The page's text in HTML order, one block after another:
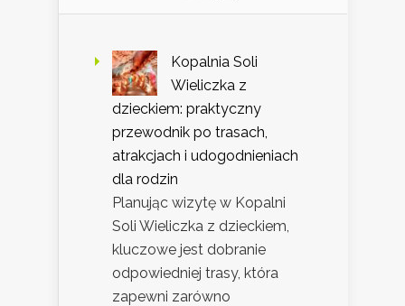
Kopalnia Soli
Wieliczka z
dzieckiem: praktyczny
przewodnik po trasach,
atrakcjach i udogodnieniach
dla rodzin
Planując wizytę w Kopalni
Soli Wieliczka z dzieckiem,
kluczowe jest dobranie
odpowiedniej trasy, która
zapewni zarówno